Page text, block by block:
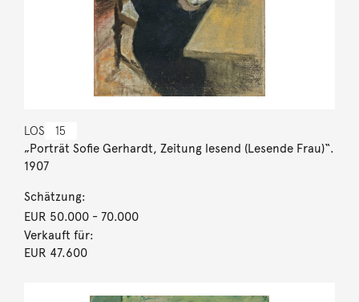
LOS 15
„Porträt Sofie Gerhardt, Zeitung lesend (Lesende Frau)“.
1907
Schätzung:
EUR 50.000- 70.000
Verkauft für:
EUR 47.600